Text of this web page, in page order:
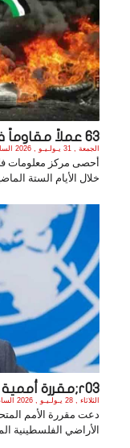
63 عملاً مقاوماً في الضفة والقدس خل ...
الجمعة , 31 يـولـيـو , 2026 الساعة 6:43:13 PM
خلال الأيام الستة
r03;مقررة أممية تدعو للإفراج عن الب ...
الثلاثاء , 28 يـولـيـو , 2026 الساعة 8:10:25 PM
دعت مقررة الأمم
الأراضي الفلسطينية